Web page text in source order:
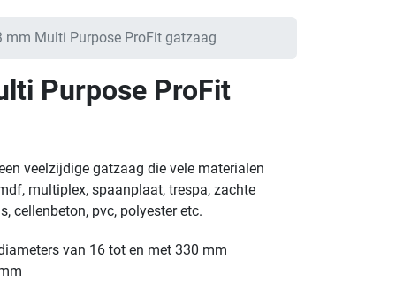
mm Multi Purpose ProFit gatzaag
Purpose ProFit
veelzijdige gatzaag die vele materialen
multiplex, spaanplaat, trespa, zachte
cellenbeton, pvc, polyester etc.
van 16 tot en met 330 mm